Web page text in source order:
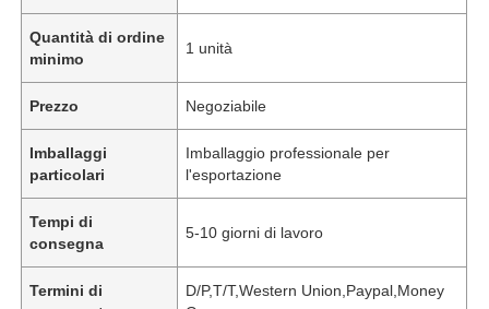
Quantità di ordine
minimo
1 unità
Prezzo Negoziabile
Imballaggi
particolari
Imballaggio professionale per
l'esportazione
Tempi di
consegna
5-10 giorni di lavoro
Termini di
D/P,T/T,Western Union,Paypal,Money